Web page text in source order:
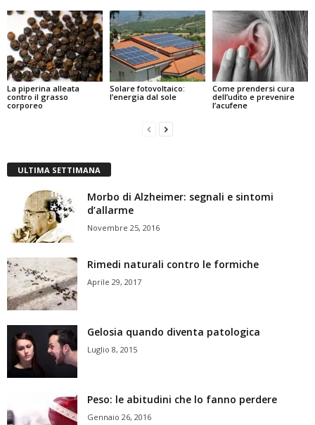
La piperina alleata
contro il grasso
corporeo
Solare fotovoltaico:
l’energia dal sole
Come prendersi cura
dell’udito e prevenire
l’acufene
ULTIMA SETTIMANA
Morbo di Alzheimer: segnali e sintomi
d’allarme
Novembre 25, 2016
Rimedi naturali contro le formiche
Aprile 29, 2017
Gelosia quando diventa patologica
Luglio 8, 2015
Peso: le abitudini che lo fanno perdere
Gennaio 26, 2016